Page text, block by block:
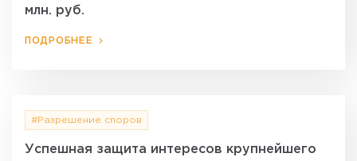
млн. руб.
ПОДРОБНЕЕ
#Разрешение споров
Успешная защита интересов крупнейшего